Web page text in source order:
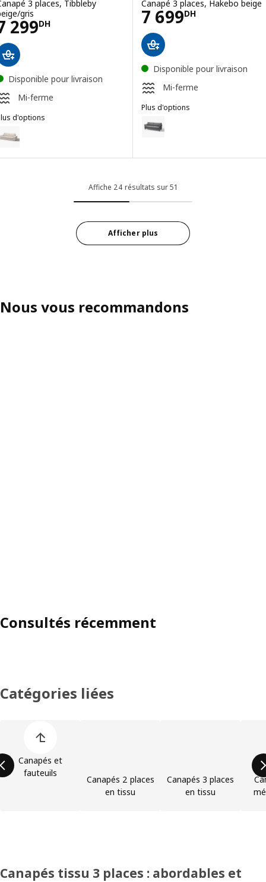
3 places, Tibbleby
gris
299DH
7299DH
Disponible pour livraison
Mi-ferme
d'options
: KIVIK, Canapé 3 places, Tresund beige clair
Canapé 3 places, Hakebo beige
7 699DH
Prix 7699DH
Disponible pour livraison
Mi-ferme
Plus d'options
Option : EKHOLMA, Canapé 3
Affiche 24 résultats sur 51
Afficher plus
Nous vous recommandons
Consultés récemment
Catégories liées
Canapés et
fauteuils
Canapés 2 places
en tissu
Canapés 3 places
en tissu
Canapés tissu 3 places : abordables et